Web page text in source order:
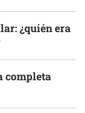
¿quién era
completa